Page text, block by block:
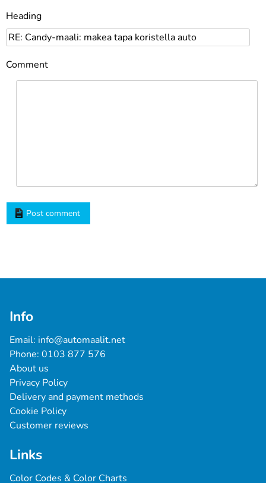
Heading
Comment
Post comment
Info
Email: info@automaalit.net
Phone: 0103 877 576
About us
Privacy Policy
Delivery and payment methods
Cookie Policy
Customer reviews
Links
Color Codes & Color Charts